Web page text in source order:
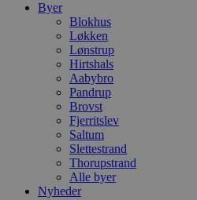
Byer
Blokhus
Løkken
Lønstrup
Hirtshals
Aabybro
Pandrup
Brovst
Fjerritslev
Saltum
Slettestrand
Thorupstrand
Alle byer
Nyheder